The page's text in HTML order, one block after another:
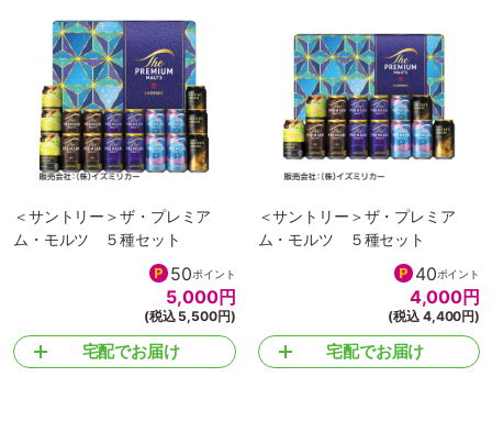
＜サントリー＞ザ・プレミア
ム・モルツ ５種セット
50ポイント
5,000円
(税込 5,500円)
宅配でお届け
＜サントリー＞ザ・プレミア
ム・モルツ ５種セット
40ポイント
4,000円
(税込 4,400円)
宅配でお届け